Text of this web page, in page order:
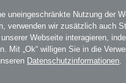
auf Facebook
auf Instagram
mit
uneingeschränkte Nutzung der
verwenden wir zusätzlich auch
Webseite interagieren,
Mit „Ok“ willigen Sie in die
Datenschutzinformationen.